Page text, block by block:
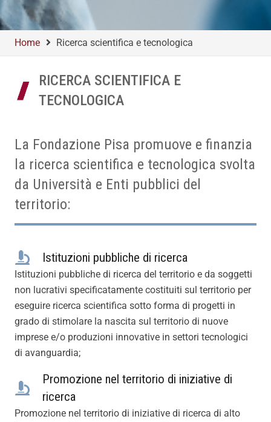
Home Ricerca scientifica e tecnologica
RICERCA SCIENTIFICA E
TECNOLOGICA
La Fondazione Pisa promuove e finanzia
la ricerca scientifica e tecnologica svolta
da Università e Enti pubblici del
territorio:
Istituzioni pubbliche di ricerca
Istituzioni pubbliche di ricerca del territorio e da soggetti
non lucrativi specificatamente costituiti sul territorio per
eseguire ricerca scientifica sotto forma di progetti in
grado di stimolare la nascita sul territorio di nuove
imprese e/o produzioni innovative in settori tecnologici
di avanguardia;
Promozione nel territorio di iniziative di
ricerca
Promozione nel territorio di iniziative di ricerca di alto